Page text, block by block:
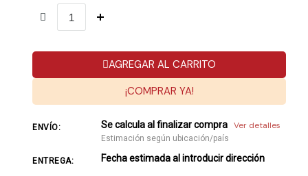
AGREGAR AL CARRITO
¡COMPRAR YA!
ENVÍO: Se calcula al finalizar compra Ver detalles
Estimación según ubicación/país
ENTREGA: Fecha estimada al introducir dirección